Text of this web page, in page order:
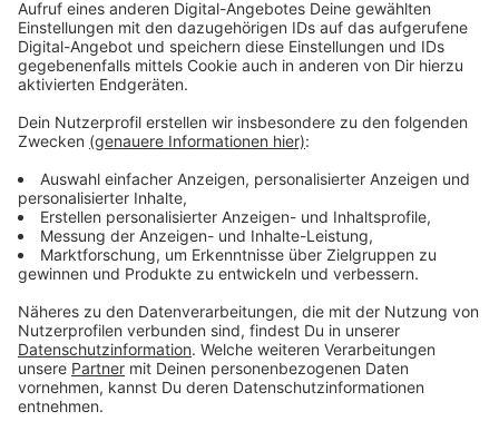
Gastrokritikerin Karin von Bonngehtessen bekommt
noch mehr zu sehen und ist begeistert, wie effizient
hier gearbeitet wird.
Anzeige
Frische Pasta und Nudelsuppe nach Mutters
Rezept
Anzeige
Angeregt wurde Miss Hong von ihren drei Söhnen, die
Nudelsuppe lieben. Sie sagten ihrer Mama, dass sie nur
einen guten Ort dafür bräuchten – und den hat sie nun
in der Nähe des Bahnhofs gefunden. Hier gibt es nun